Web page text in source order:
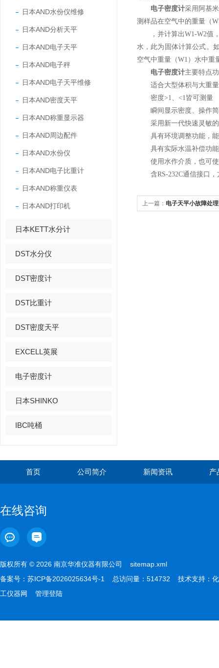
日本AND水份仪维修
日本AND分析天平
日本AND电子天平
日本AND电子秤
日本AND电子天平维修
日本AND密度天平
日本AND称重显示器
日本AND周边配件
日本AND水份仪
日本AND电子比重计
日本AND称重仪表
日本AND打印机
日本KETT水分计
DST水分仪
DST密度计
DST比重计
DST密度天平
EXCELL英展
电子密度计
日本SHINKO
IBC吨桶
电子密度计采用阿基
测样品在空气中的重量（
，并计算出W1-W2值，
水，此为固体计算公式。
空气中重量（W1）水中重
电子密度计主要特点
适合大型体积与大重量
密度>1、<1皆可测量
瞬间显示密度、操作简
采用新一代快速灵敏的
具有环境调整功能，能
具有实际水温补偿功能
使用水作介质，也可使
含RS-232C通信接口，
上一篇： 电子天平小故障处
首页 公司简介 新闻资讯 产
在线咨询
版权所有 © 2026 南京华准仪器有限公司 sitemap.xml
备案号： 苏ICP备2026025634号-1 总访问量：514732 技术支持： 化
工仪器网
管理登陆